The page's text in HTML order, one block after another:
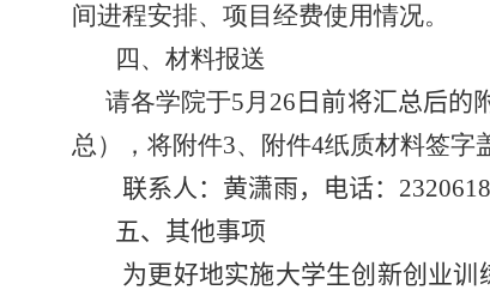
间进程安排、项目经费使用情况。
四、材料报送
请各学院于5月 26 日前将汇总后的
总），将附件3、附件4纸质材料签字
联系人： 黄潇雨，电话： 2320618
五、 其他事项
为更好地实施大学生创新创业